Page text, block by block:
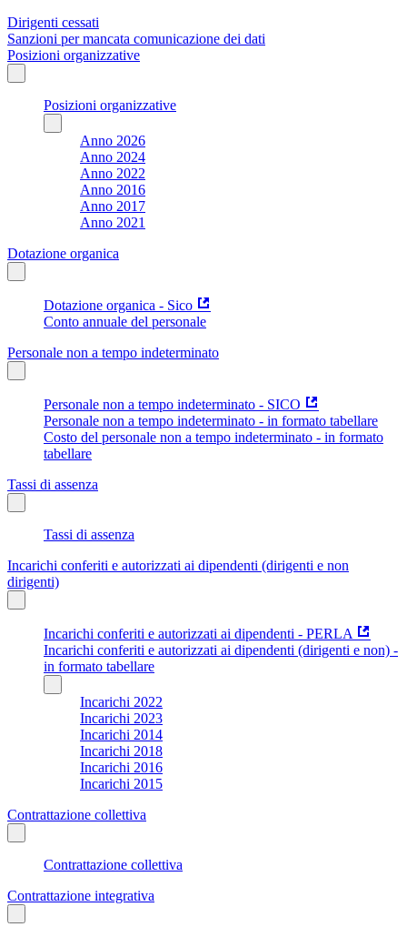
Dirigenti cessati
Sanzioni per mancata comunicazione dei dati
Posizioni organizzative
Posizioni organizzative
Anno 2026
Anno 2024
Anno 2022
Anno 2016
Anno 2017
Anno 2021
Dotazione organica
Dotazione organica - Sico
Conto annuale del personale
Personale non a tempo indeterminato
Personale non a tempo indeterminato - SICO
Personale non a tempo indeterminato - in formato tabellare
Costo del personale non a tempo indeterminato - in formato
tabellare
Tassi di assenza
Tassi di assenza
Incarichi conferiti e autorizzati ai dipendenti (dirigenti e non
dirigenti)
Incarichi conferiti e autorizzati ai dipendenti - PERLA
Incarichi conferiti e autorizzati ai dipendenti (dirigenti e non) -
in formato tabellare
Incarichi 2022
Incarichi 2023
Incarichi 2014
Incarichi 2018
Incarichi 2016
Incarichi 2015
Contrattazione collettiva
Contrattazione collettiva
Contrattazione integrativa